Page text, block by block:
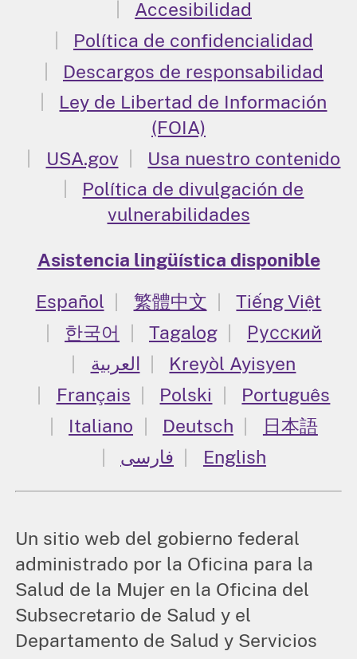
Accesibilidad
Política de confidencialidad
Descargos de responsabilidad
Ley de Libertad de Información
(FOIA)
USA.gov
Usa nuestro contenido
Política de divulgación de
vulnerabilidades
Asistencia lingüística disponible
Español
繁體中文
Tiếng Việt
한국어
Tagalog
Русский
العربية
Kreyòl Ayisyen
Français
Polski
Português
Italiano
Deutsch
日本語
فارسی
English
Un sitio web del gobierno federal
administrado por la Oficina para la
Salud de la Mujer en la Oficina del
Subsecretario de Salud y el
Departamento de Salud y Servicios